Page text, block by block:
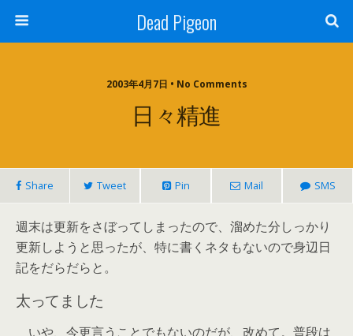
Dead Pigeon
2003年4月7日 • No Comments
日々精進
Share Tweet Pin Mail SMS
週末は更新をさぼってしまったので、溜めた分しっかり
更新しようと思ったが、特に書くネタもないので身辺日
記をだらだらと。
太ってました
いや、今更言うことでもないのだが、改めて。普段は